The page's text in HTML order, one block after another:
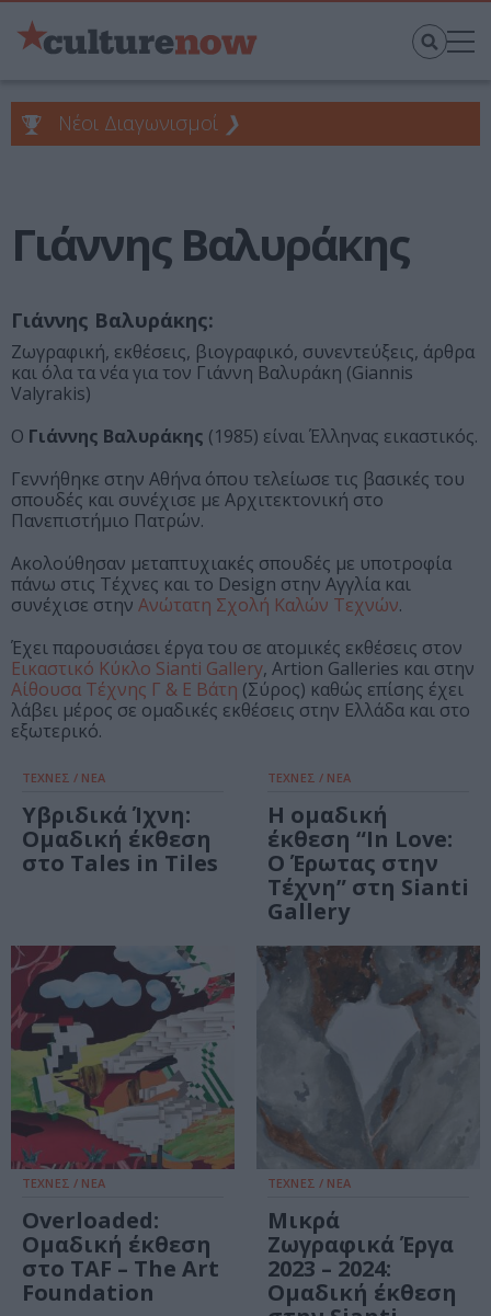
Νέοι Διαγωνισμοί ❯
Γιάννης Βαλυράκης
Γιάννης Βαλυράκης:
Ζωγραφική, εκθέσεις, βιογραφικό, συνεντεύξεις, άρθρα
και όλα τα νέα για τον Γιάννη Βαλυράκη (Giannis
Valyrakis)
Ο Γιάννης Βαλυράκης (1985) είναι Έλληνας εικαστικός.
Γεννήθηκε στην Αθήνα όπου τελείωσε τις βασικές του
σπουδές και συνέχισε με Αρχιτεκτονική στο
Πανεπιστήμιο Πατρών.
Ακολούθησαν μεταπτυχιακές σπουδές με υποτροφία
πάνω στις Τέχνες και το Design στην Αγγλία και
συνέχισε στην Ανώτατη Σχολή Καλών Τεχνών.
Έχει παρουσιάσει έργα του σε ατομικές εκθέσεις στον
Εικαστικό Κύκλο Sianti Gallery, Artion Galleries και στην
Αίθουσα Τέχνης Γ & Ε Βάτη (Σύρος) καθώς επίσης έχει
λάβει μέρος σε ομαδικές εκθέσεις στην Ελλάδα και στο
εξωτερικό.
ΤΕΧΝΕΣ / ΝΕΑ
Υβριδικά Ίχνη:
Ομαδική έκθεση
στο Tales in Tiles
ΤΕΧΝΕΣ / ΝΕΑ
Η ομαδική
έκθεση “In Love:
Ο Έρωτας στην
Τέχνη” στη Sianti
Gallery
ΤΕΧΝΕΣ / ΝΕΑ
Overloaded:
Ομαδική έκθεση
στο TAF – The Art
Foundation
ΤΕΧΝΕΣ / ΝΕΑ
Μικρά
Ζωγραφικά Έργα
2023 – 2024:
Ομαδική έκθεση